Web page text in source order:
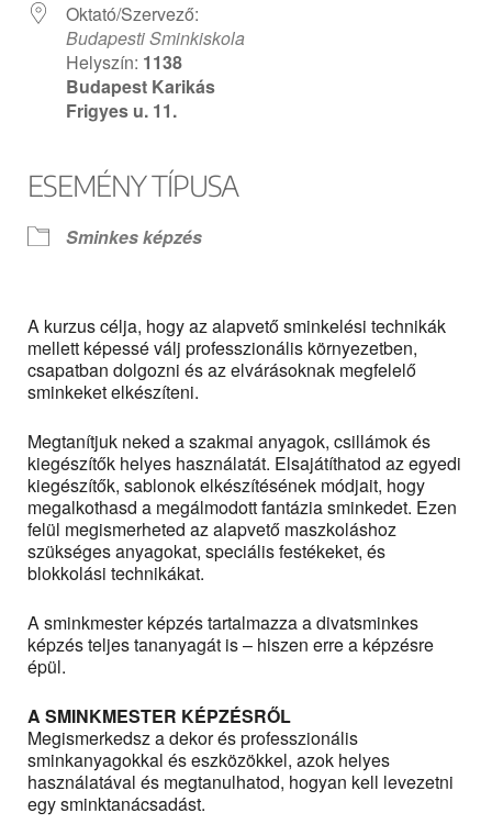
Oktató/Szervező:
Budapesti Sminkiskola
Helyszín: 1138
Budapest Karikás
Frigyes u. 11.
ESEMÉNY TÍPUSA
Sminkes képzés
A kurzus célja, hogy az alapvető sminkelési technikák
mellett képessé válj professzionális környezetben,
csapatban dolgozni és az elvárásoknak megfelelő
sminkeket elkészíteni.
Megtanítjuk neked a szakmai anyagok, csillámok és
kiegészítők helyes használatát. Elsajátíthatod az egyedi
kiegészítők, sablonok elkészítésének módjait, hogy
megalkothasd a megálmodott fantázia sminkedet. Ezen
felül megismerheted az alapvető maszkoláshoz
szükséges anyagokat, speciális festékeket, és
blokkolási technikákat.
A sminkmester képzés tartalmazza a divatsminkes
képzés teljes tananyagát is – hiszen erre a képzésre
épül.
A SMINKMESTER KÉPZÉSRŐL
Megismerkedsz a dekor és professzionális
sminkanyagokkal és eszközökkel, azok helyes
használatával és megtanulhatod, hogyan kell levezetni
egy sminktanácsadást.